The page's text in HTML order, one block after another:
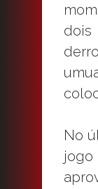
No
jogo